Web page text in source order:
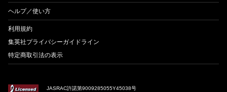
ヘルプ／使い方
利用規約
集英社プライバシーガイドライン
特定商取引法の表示
JASRAC許諾第9009285055Y45038号